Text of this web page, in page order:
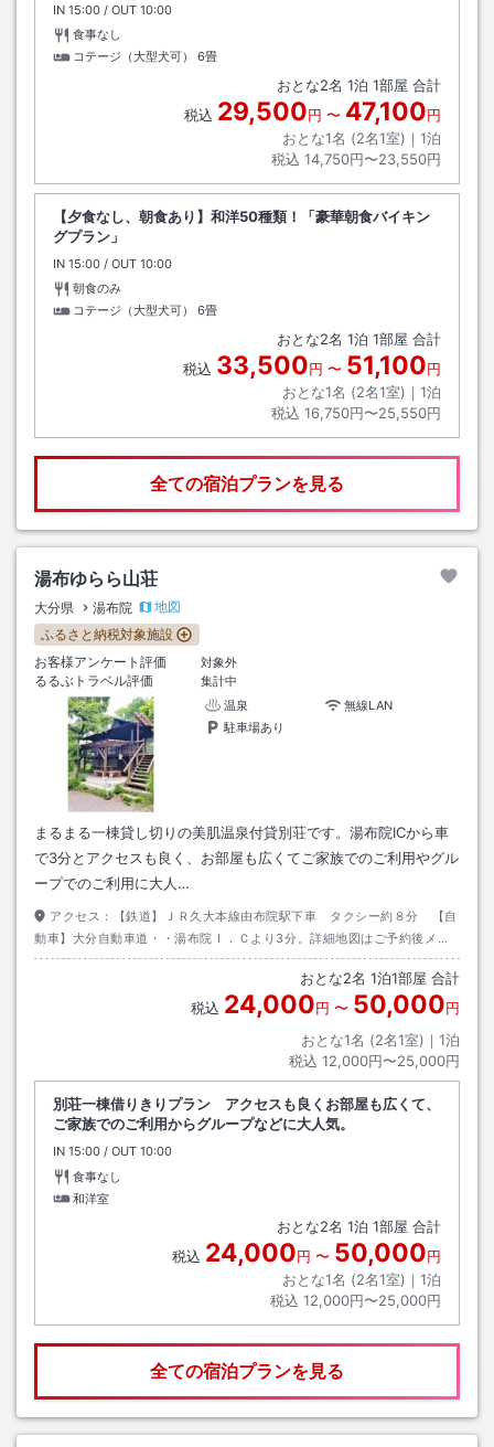
IN チェックイン
15:00 / OUT チェックアウト
10:00
食事なし
コテージ（大型犬可）
6畳
おとな2名 1泊 1部屋 合計
税込 29,500円 〜 47,100円
おとな1名 (2名1室)｜ 1泊
税込 14,750円〜23,550円
【夕食なし、朝食あり】和洋50種類！「豪華朝食バイキン
グプラン」
IN チェックイン
15:00 / OUT チェックアウト
10:00
朝食のみ
コテージ（大型犬可）
6畳
おとな2名 1泊 1部屋 合計
税込 33,500円 〜 51,100円
おとな1名 (2名1室)｜ 1泊
税込 16,750円〜25,550円
全ての宿泊プランを見る
湯布ゆらら山荘
大分県 湯布院
地図
ふるさと納税対象施設
お客様アンケート評価
対象外
るるぶトラベル評価
集計中
温泉
無線LAN
駐車場あり
まるまる一棟貸し切りの美肌温泉付貸別荘です。湯布院ICから車
で3分とアクセスも良く、お部屋も広くてご家族でのご利用やグル
ープでのご利用に大人…
アクセス：
【鉄道】ＪＲ久大本線由布院駅下車 タクシー約８分 【自
動車】大分自動車道・・湯布院Ｉ．Ｃより3分。詳細地図はご予約後メー
ルでお知らせいたします
おとな2名 1泊1部屋 合計
税込 24,000円 〜 50,000円
おとな1名 (2名1室)｜ 1泊
税込 12,000円〜25,000円
別荘一棟借りきりプラン アクセスも良くお部屋も広くて、
ご家族でのご利用からグループなどに大人気。
IN チェックイン
15:00 / OUT チェックアウト
10:00
食事なし
和洋室
おとな2名 1泊 1部屋 合計
税込 24,000円 〜 50,000円
おとな1名 (2名1室)｜ 1泊
税込 12,000円〜25,000円
全ての宿泊プランを見る